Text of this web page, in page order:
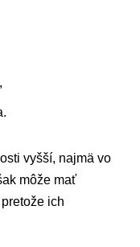
vyšší, najmä vo
môže mať
ich